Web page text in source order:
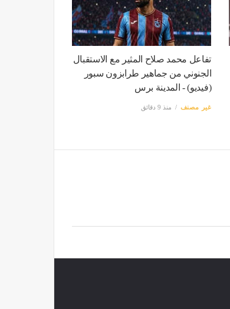
تفاعل محمد صلاح المثير مع الاستقبال
الجنوني من جماهير طرابزون سبور
(فيديو) - المدينة برس
غير مصنف منذ 9 دقائق